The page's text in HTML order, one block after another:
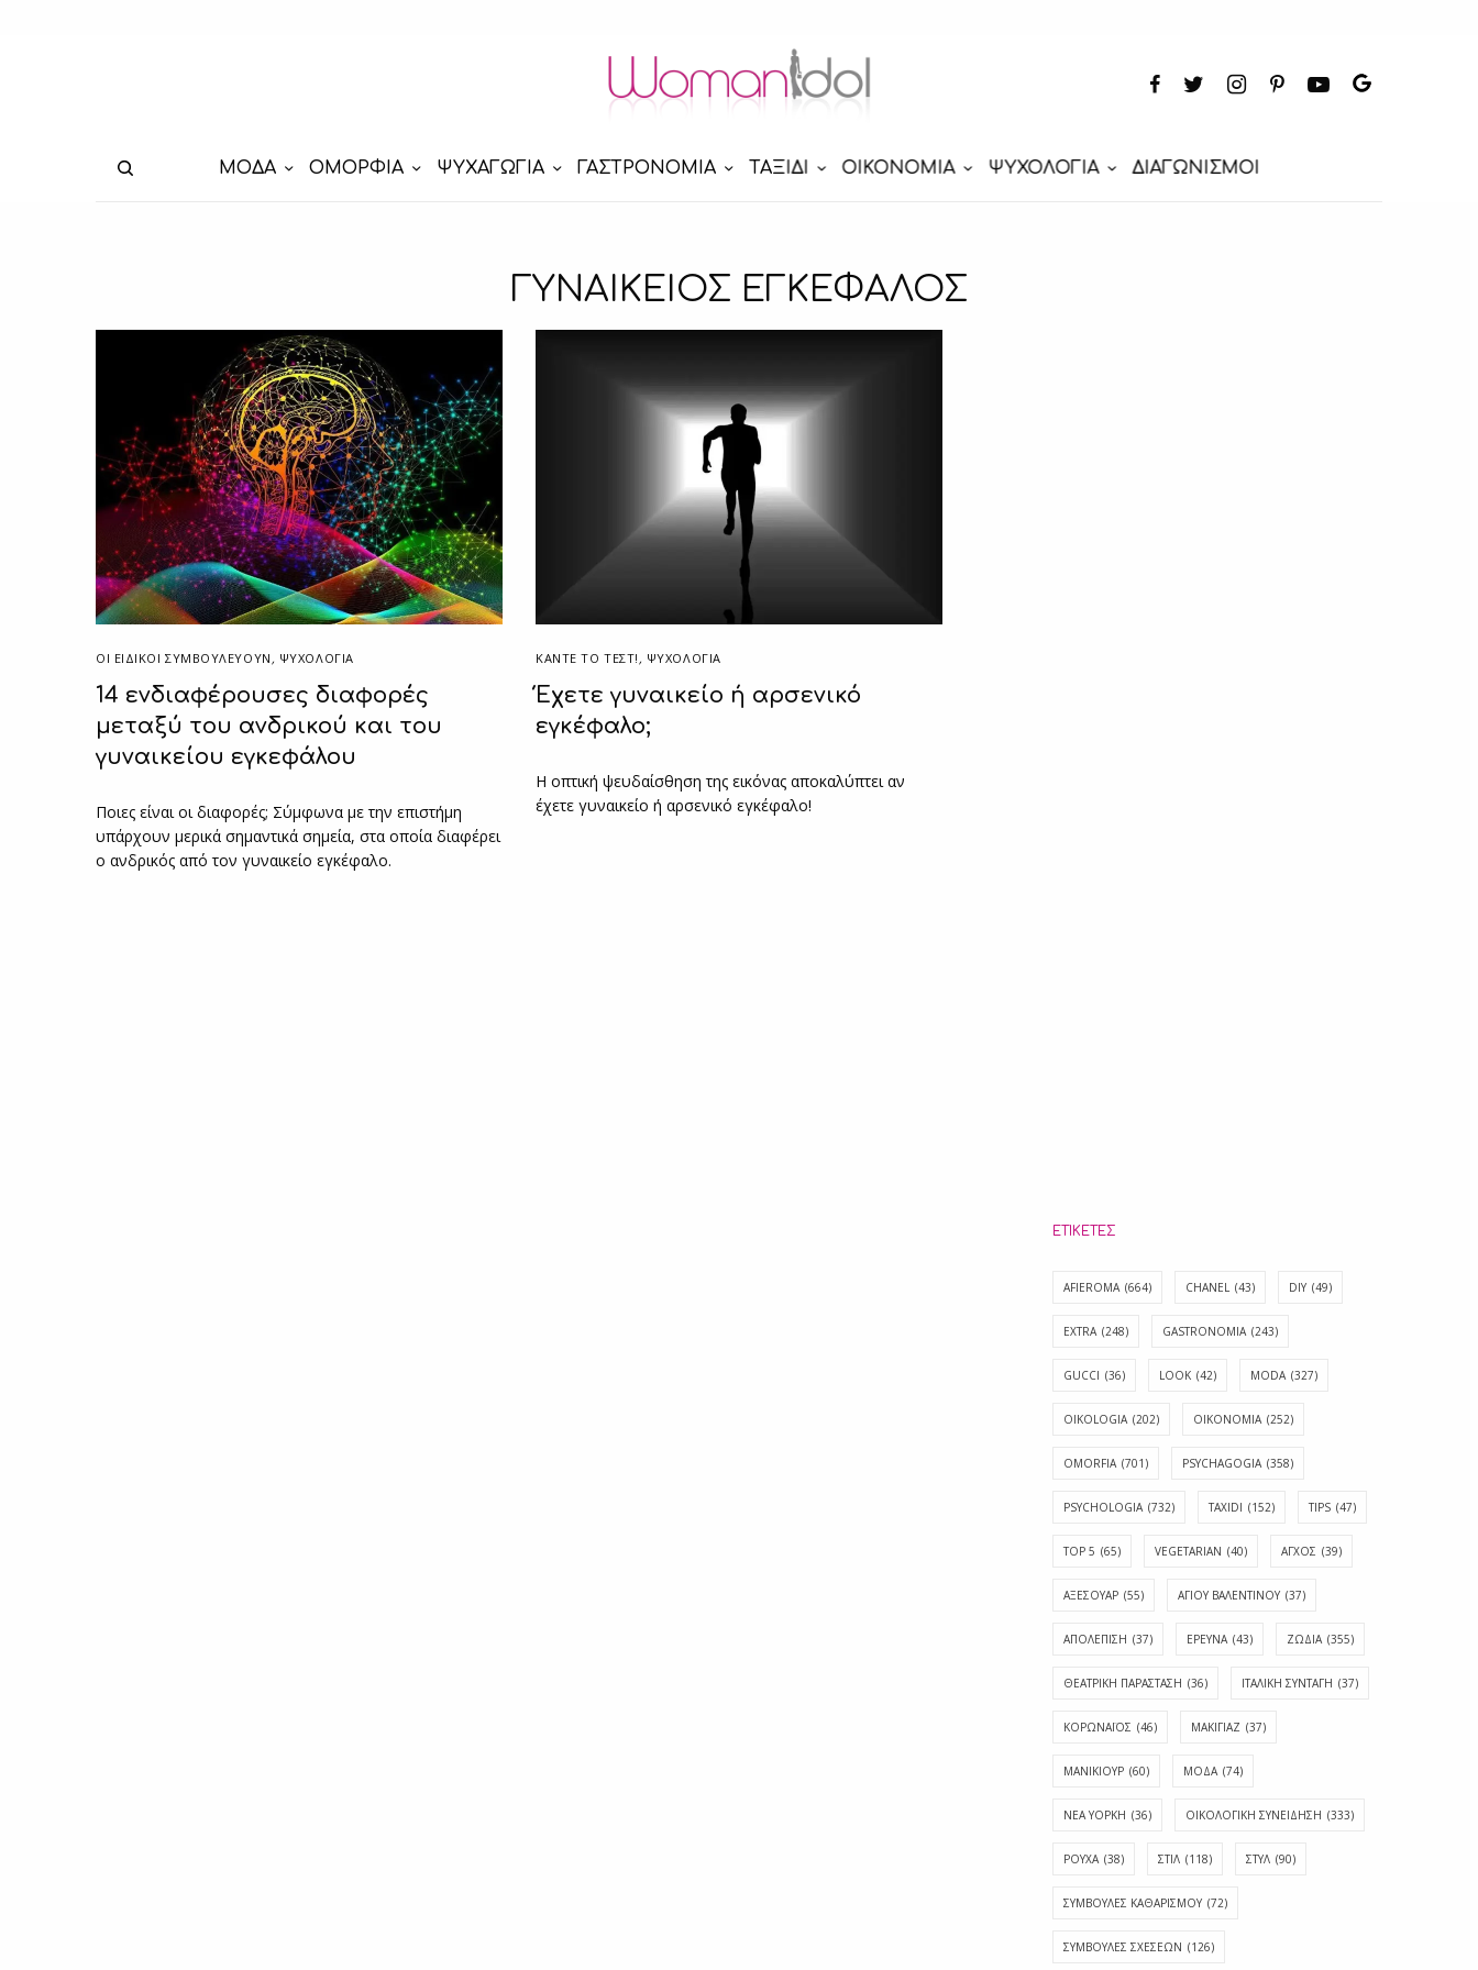
ΜΟΔΑ ΟΜΟΡΦΙΑ ΨΥΧΑΓΩΓΙΑ ΓΑΣΤΡΟΝΟΜΙΑ ΤΑΞΙΔΙ ΟΙΚΟΝΟΜΙΑ ΨΥΧΟΛΟΓΙΑ ΔΙΑΓΩΝΙΣΜΟΙ
ΓΥΝΑΙΚΕΙΟΣ ΕΓΚΕΦΑΛΟΣ
ΟΙ ΕΙΔΙΚΟΊ ΣΥΜΒΟΥΛΕΎΟΥΝ , ΨΥΧΟΛΟΓΙΑ
14 ενδιαφέρουσες διαφορές
μεταξύ του ανδρικού και του
γυναικείου εγκεφάλου
Ποιες είναι οι διαφορές; Σύμφωνα με την επιστήμη
υπάρχουν μερικά σημαντικά σημεία, στα οποία διαφέρει
ο ανδρικός από τον γυναικείο εγκέφαλο.
ΚΆΝΤΕ ΤΟ ΤΕΣΤ! , ΨΥΧΟΛΟΓΙΑ
Έχετε γυναικείο ή αρσενικό
εγκέφαλο;
Η οπτική ψευδαίσθηση της εικόνας αποκαλύπτει αν
έχετε γυναικείο ή αρσενικό εγκέφαλο!
ΕΤΙΚΈΤΕΣ
AFIEROMA (664) CHANEL (43) DIY (49)
EXTRA (248) GASTRONOMIA (243)
GUCCI (36) LOOK (42) MODA (327)
OIKOLOGIA (202) OIKONOMIA (252)
OMORFIA (701) PSYCHAGOGIA (358)
PSYCHOLOGIA (732) TAXIDI (152) TIPS (47)
TOP 5 (65) VEGETARIAN (40) ΑΓΧΟΣ (39)
ΑΞΕΣΟΥΑΡ (55) ΑΓΊΟΥ ΒΑΛΕΝΤΊΝΟΥ (37)
ΑΠΟΛΈΠΙΣΗ (37) ΕΡΕΥΝΑ (43) ΖΩΔΙΑ (355)
ΘΕΑΤΡΙΚΗ ΠΑΡΑΣΤΑΣΗ (36) ΙΤΑΛΙΚΗ ΣΥΝΤΑΓΗ (37)
ΚΟΡΩΝΑΪΟΣ (46) ΜΑΚΙΓΙΑΖ (37)
ΜΑΝΙΚΙΟΥΡ (60) ΜΟΔΑ (74)
ΝΕΑ ΥΟΡΚΗ (36) ΟΙΚΟΛΟΓΙΚΗ ΣΥΝΕΙΔΗΣΗ (333)
ΡΟΥΧΑ (38) ΣΤΙΛ (118) ΣΤΥΛ (90)
ΣΥΜΒΟΥΛΕΣ ΚΑΘΑΡΙΣΜΟΥ (72)
ΣΥΜΒΟΥΛΕΣ ΣΧΕΣΕΩΝ (126)